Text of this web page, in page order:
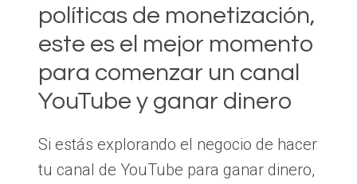
políticas de monetización,
este es el mejor momento
para comenzar un canal
YouTube y ganar dinero
Si estás explorando el negocio de hacer
tu canal de YouTube para ganar dinero,